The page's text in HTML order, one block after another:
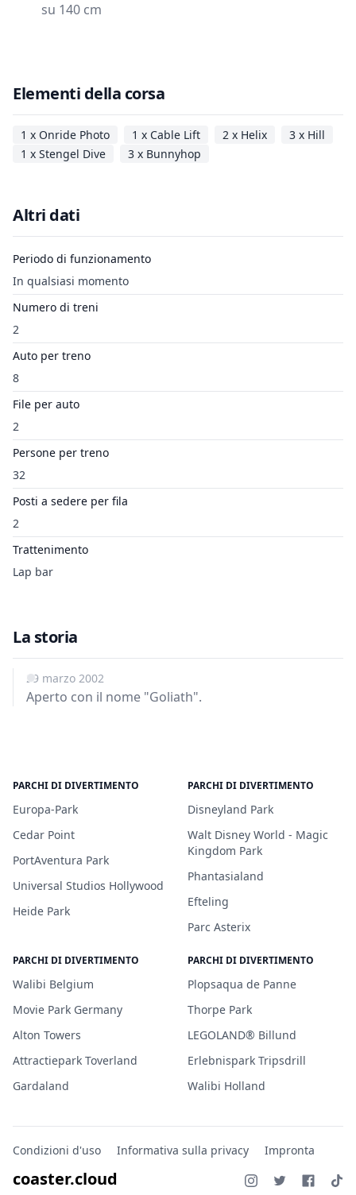
su 140 cm
Elementi della corsa
1 x Onride Photo 1 x Cable Lift 2 x Helix
3 x Hill
1 x Stengel Dive
3 x Bunnyhop
Altri dati
Periodo di funzionamento
In qualsiasi momento
Numero di treni
2
Auto per treno
8
File per auto
2
Persone per treno
32
Posti a sedere per fila
2
Trattenimento
Lap bar
La storia
29 marzo 2002
Aperto con il nome "Goliath".
PARCHI DI DIVERTIMENTO
Europa-Park
Cedar Point
PortAventura Park
Universal Studios Hollywood
Heide Park
PARCHI DI DIVERTIMENTO
Disneyland Park
Walt Disney World - Magic
Kingdom Park
Phantasialand
Efteling
Parc Asterix
PARCHI DI DIVERTIMENTO
Walibi Belgium
Movie Park Germany
Alton Towers
Attractiepark Toverland
Gardaland
PARCHI DI DIVERTIMENTO
Plopsaqua de Panne
Thorpe Park
LEGOLAND® Billund
Erlebnispark Tripsdrill
Walibi Holland
Condizioni d'uso Informativa sulla privacy Impronta
coaster.cloud